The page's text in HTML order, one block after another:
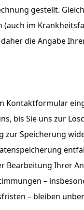
gestellt.
(auch im
die Angabe
Kontaktformular
bis Sie uns zur
zur Speicherung
Bearbeitung Ihrer
–
– bleiben